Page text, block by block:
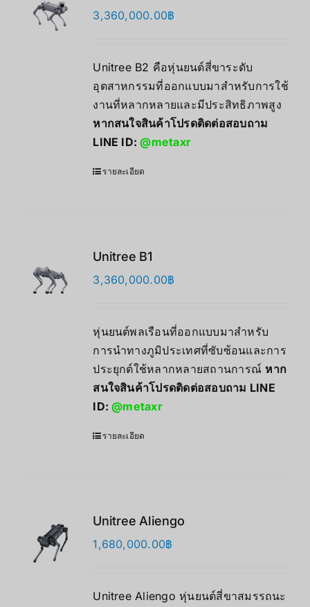
3,360,000.00฿
Unitree B2 คือหุ่นยนต์สี่ขาระดับ
อุตสาหกรรมที่ออกแบบมาสำหรับการใช้
งานที่หลากหลายและมีประสิทธิภาพสูง
หากสนใจสินค้าโปรดติดต่อสอบถาม
LINE ID:@metaxr
รายละเอียด
Unitree B1
3,360,000.00฿
หุ่นยนต์พลเรือนที่ออกแบบมาสำหรับ
การนำทางภูมิประเทศที่ซับซ้อนและการ
ประยุกต์ใช้หลากหลายสถานการณ์ หาก
สนใจสินค้าโปรดติดต่อสอบถาม LINE
ID:@metaxr
รายละเอียด
Unitree Aliengo
1,680,000.00฿
Unitree Aliengo หุ่นยนต์สี่ขาสมรรถนะ